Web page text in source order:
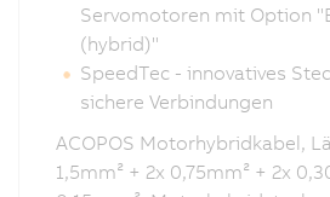
Servomotoren mit Option
(hybrid)"
SpeedTec - innovatives
sichere Verbindungen
ACOPOS Motorhybridkabel,
1,5mm² + 2x 0,75mm² + 2x